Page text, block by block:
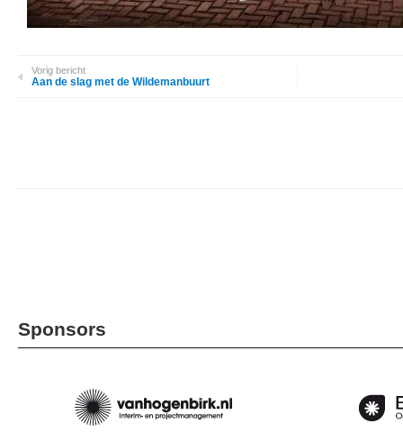
Vorig bericht
Aan de slag met de Wildemanbuurt
Sponsors